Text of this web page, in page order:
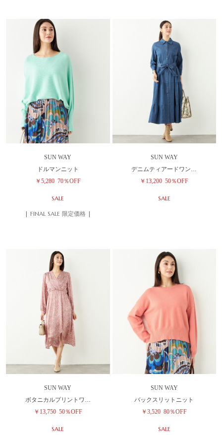
SUN WAY
ドルマンニット
￥5,280 70％OFF
SALE
| FINAL SALE 限定価格 |
SUN WAY
デニムティアードワン…
￥13,200 50％OFF
SALE
SUN WAY
ボタニカルプリントワ…
￥13,750 50％OFF
SALE
SUN WAY
バックスリットニット
￥3,520 80％OFF
SALE